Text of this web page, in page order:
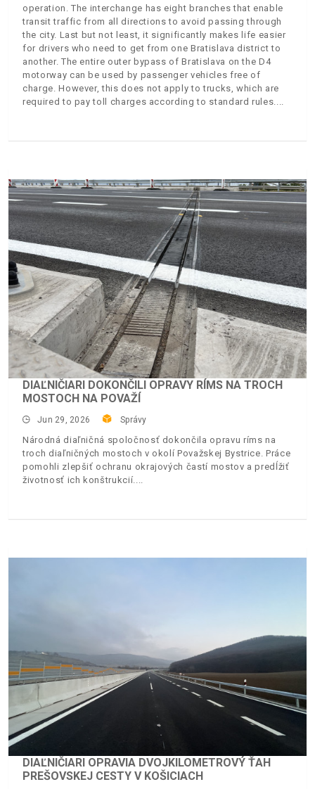
operation. The interchange has eight branches that enable
transit traffic from all directions to avoid passing through
the city. Last but not least, it significantly makes life easier
for drivers who need to get from one Bratislava district to
another. The entire outer bypass of Bratislava on the D4
motorway can be used by passenger vehicles free of
charge. However, this does not apply to trucks, which are
required to pay toll charges according to standard rules.
DIAĽNIČIARI DOKONČILI OPRAVY RÍMS NA TROCH
MOSTOCH NA POVAŽÍ
Jun 29, 2026 Správy
Národná diaľničná spoločnosť dokončila opravu ríms na
troch diaľničných mostoch v okolí Považskej Bystrice. Práce
pomohli zlepšiť ochranu okrajových častí mostov a predĺžiť
životnosť ich konštrukcií.
DIAĽNIČIARI OPRAVIA DVOJKILOMETROVÝ ŤAH
PREŠOVSKEJ CESTY V KOŠICIACH